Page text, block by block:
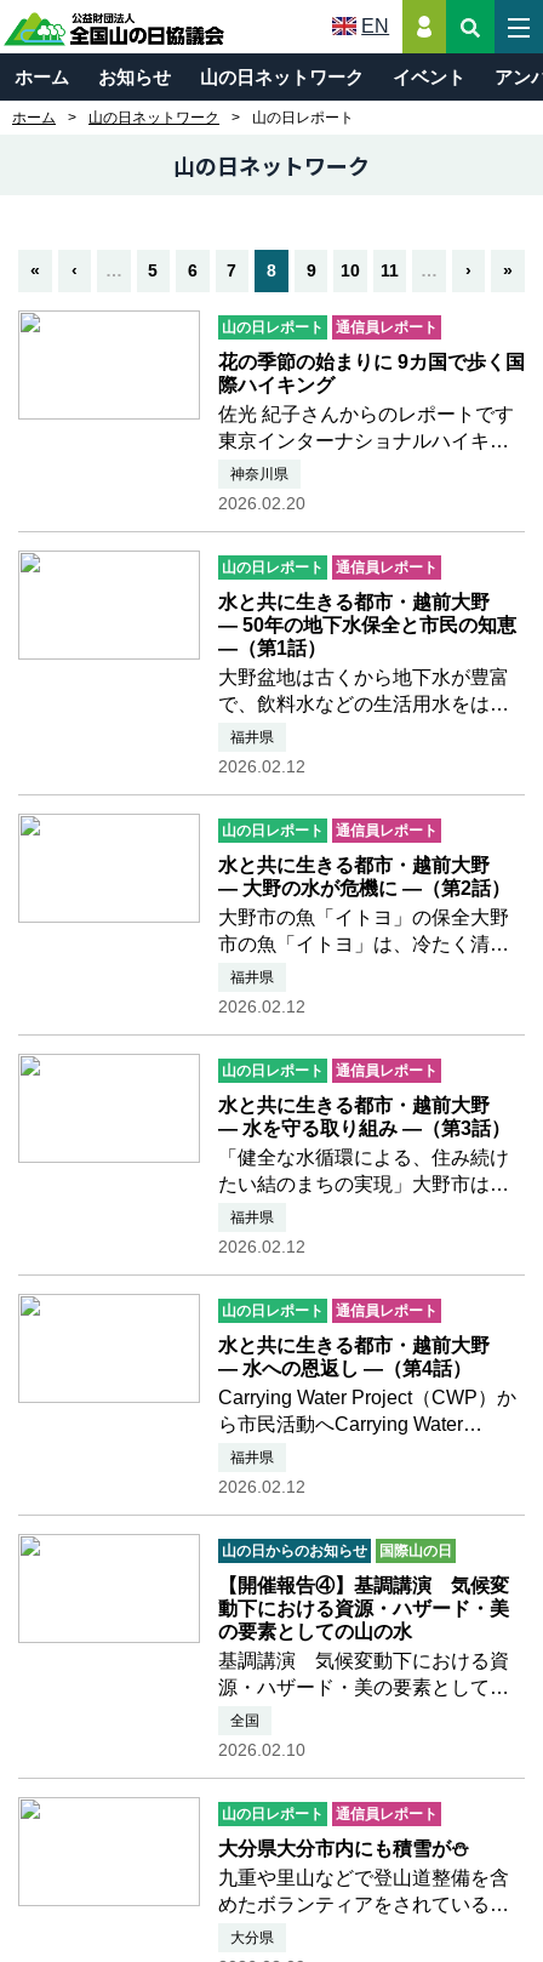
EN
ホーム お知らせ 山の日ネットワーク イベント アン
ホーム 山の日ネットワーク 山の日レポート
山の日ネットワーク
« ‹ … 5 6 7 8 9 10 11 … › »
山の日レポート 通信員レポート
花の季節の始まりに 9カ国で歩く国
際ハイキング
佐光 紀子さんからのレポートです
東京インターナショナルハイキン
グは、フェイスブックをベースに
したハイキングのグループで、週
参加、花の季節の始まりを楽…つ
づきを読む
神奈川県
2026.02.20
山の日レポート 通信員レポート
水と共に生きる都市・越前大野
― 50年の地下水保全と市民の知恵
―（第1話）
大野盆地は古くから地下水が豊富
で、飲料水などの生活用水をはじ
め、農業や工業など様々な用途に
利用されています。また、名水百
けでなく、市民と水の関わり…つ
づきを読む
福井県
2026.02.12
山の日レポート 通信員レポート
水と共に生きる都市・越前大野
― 大野の水が危機に ―（第2話）
大野市の魚「イトヨ」の保全大野
市の魚「イトヨ」は、冷たく清ら
かな水にしか生息できない、体長
5cmほどのトゲウオ科の魚です。
なっています。湧水地を守る…つ
づきを読む
福井県
2026.02.12
山の日レポート 通信員レポート
水と共に生きる都市・越前大野
― 水を守る取り組み ―（第3話）
「健全な水循環による、住み続け
たい結のまちの実現」大野市は令
和 3年 2月に、「地下水保全管理計
画」と「越前おおの湧水文化再生
理念は「健全な水循環によ…つづ
きを読む
福井県
2026.02.12
山の日レポート 通信員レポート
水と共に生きる都市・越前大野
― 水への恩返し ―（第4話）
Carrying Water Project（CWP）か
ら市民活動へCarrying Water
Project（CWP）は、大野市民や事
業者からの寄付により、東ティモ
「水に困る地域の現状を知り、
大…つづきを読む
福井県
2026.02.12
山の日からのお知らせ 国際山の日
【開催報告④】基調講演 気候変
動下における資源・ハザード・美
の要素としての山の水
基調講演 気候変動下における資
源・ハザード・美の要素としての
山の水 Daniel Hunkeler【動画公
開】「国際山の日」2025シンポジ
「国際山の日」シンポジウム…つ
づきを読む
全国
2026.02.10
山の日レポート 通信員レポート
大分県大分市内にも積雪が⛄️
九重や里山などで登山道整備を含
めたボランティアをされている、
九州大分県在住の佐藤和幸さんか
らのレポートです。久々に九州の
大分県